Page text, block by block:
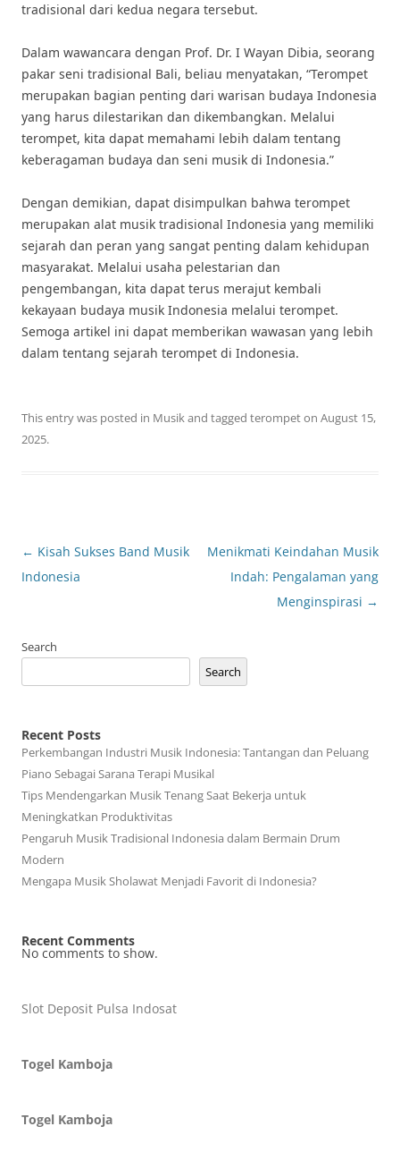
tradisional dari kedua negara tersebut.
Dalam wawancara dengan Prof. Dr. I Wayan Dibia, seorang
pakar seni tradisional Bali, beliau menyatakan, “Terompet
merupakan bagian penting dari warisan budaya Indonesia
yang harus dilestarikan dan dikembangkan. Melalui
terompet, kita dapat memahami lebih dalam tentang
keberagaman budaya dan seni musik di Indonesia.”
Dengan demikian, dapat disimpulkan bahwa terompet
merupakan alat musik tradisional Indonesia yang memiliki
sejarah dan peran yang sangat penting dalam kehidupan
masyarakat. Melalui usaha pelestarian dan
pengembangan, kita dapat terus merajut kembali
kekayaan budaya musik Indonesia melalui terompet.
Semoga artikel ini dapat memberikan wawasan yang lebih
dalam tentang sejarah terompet di Indonesia.
This entry was posted in Musikand tagged terompeton August 15,
2025.
Post
navigation
← Kisah Sukses Band Musik
Indonesia
Menikmati Keindahan Musik
Indah: Pengalaman yang
Menginspirasi →
Search
Search
Recent Posts
Perkembangan Industri Musik Indonesia: Tantangan dan Peluang
Piano Sebagai Sarana Terapi Musikal
Tips Mendengarkan Musik Tenang Saat Bekerja untuk
Meningkatkan Produktivitas
Pengaruh Musik Tradisional Indonesia dalam Bermain Drum
Modern
Mengapa Musik Sholawat Menjadi Favorit di Indonesia?
Recent Comments
No comments to show.
Slot Deposit Pulsa Indosat
Togel Kamboja
Togel Kamboja